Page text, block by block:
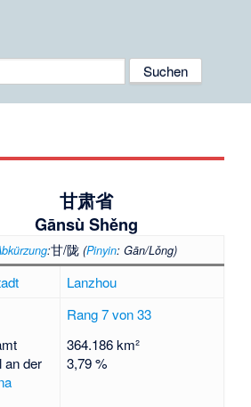
甘肃省
Gānsù Shěng
:甘/陇 (Pinyin: Gān/Lǒng)
Lanzhou
an der
Rang 7 von 33
364.186 km²
3,79 %